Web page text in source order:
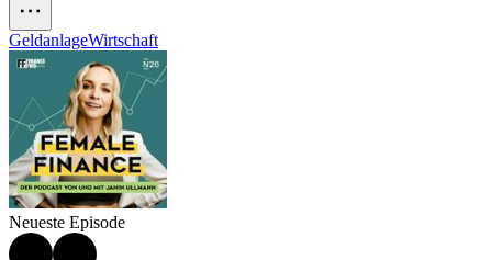
GeldanlageWirtschaft
Neueste Episode